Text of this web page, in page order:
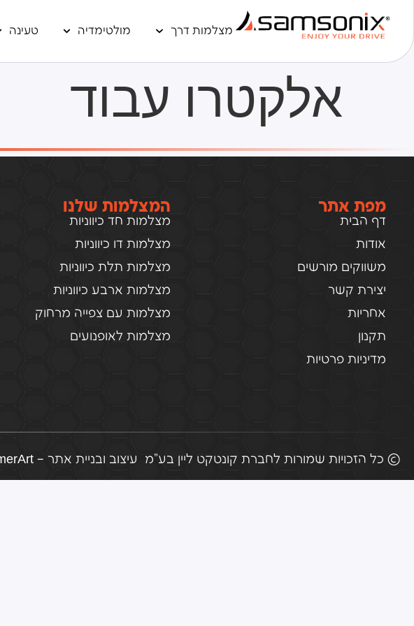
מצלמות דרך מולטימדיה טעינה
אלקטרו עבוד
מפת אתר
דף הבית
אודות
משווקים מורשים
יצירת קשר
אחריות
תקנון
מדיניות פרטיות
המצלמות שלנו
מצלמות חד כיווניות
מצלמות דו כיווניות
מצלמות תלת כיווניות
מצלמות ארבע כיווניות
מצלמות עם צפייה מרחוק
מצלמות לאופנועים
© כל הזכויות שמורות לחברת קונטקט ליין בע"מ עיצוב ובניית אתר – TomerArt